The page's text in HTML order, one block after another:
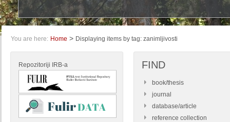
You are here: Home > Displaying items by tag: zanimljivosti
Repozitoriji IRB-a FIND
book/thesis
journal
database/article
reference collection